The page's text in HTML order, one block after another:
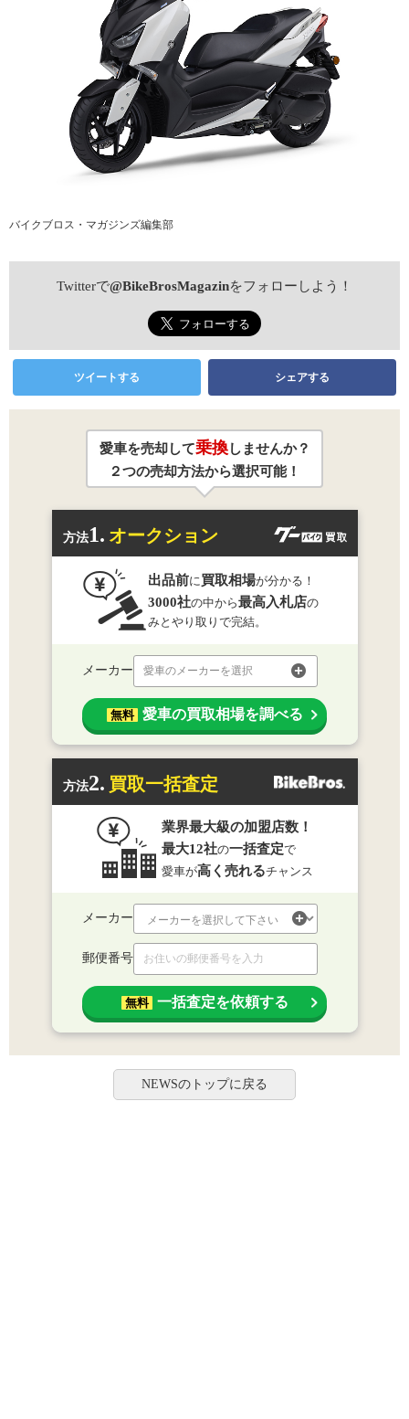
バイクブロス・マガジンズ編集部
Twitterで@BikeBrosMagazinをフォローしよう！
ツイートする シェアする
愛車を売却して乗換しませんか？
２つの売却方法から選択可能！
方法1. オークション
出品前に 買取相場が分かる！
3000社の中から最高入札店の
みとやり取りで完結。
メーカー 愛車のメーカーを選択
無料 愛車の買取相場を調べる
方法2. 買取一括査定
業界最大級の加盟店数！
最大12社の一括査定で
愛車が高く売れるチャンス
メーカー
郵便番号
無料 一括査定を依頼する
NEWSのトップに戻る